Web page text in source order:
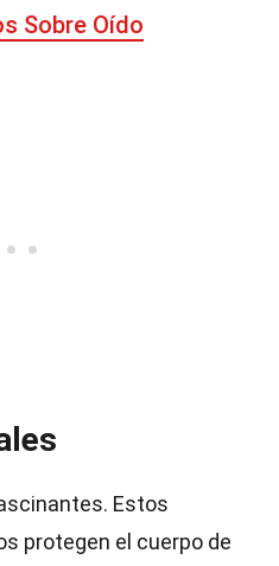
Sobre Oído
Estos
protegen el cuerpo de